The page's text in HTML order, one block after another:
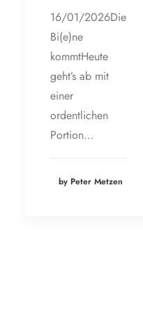
16/01/2026Die
Bi(e)ne
kommtHeute
geht’s ab mit
einer
ordentlichen
Portion…
by Peter Metzen